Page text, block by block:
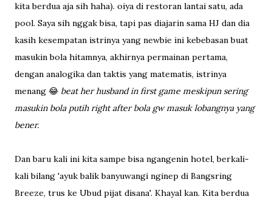
kita berdua aja sih haha). oiya di restoran lantai satu, ada
pool. Saya sih nggak bisa, tapi pas diajarin sama HJ dan dia
kasih kesempatan istrinya yang newbie ini kebebasan buat
masukin bola hitamnya, akhirnya permainan pertama,
dengan analogika dan taktis yang matematis, istrinya
menang 😂 beat her husband in first game meskipun sering
masukin bola putih right after bola gw masuk lobangnya yang
bener.
Dan baru kali ini kita sampe bisa ngangenin hotel, berkali-
kali bilang 'ayuk balik banyuwangi nginep di Bangsring
Breeze, trus ke Ubud pijat disana'. Khayal kan. Kita berdua